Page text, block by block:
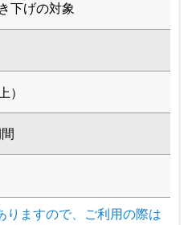
下げの対象
）
りますので、ご利用の際は